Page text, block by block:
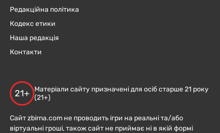
Редакційна політика
Кодекс етики
Наша редакція
Контакти
21+
Матеріали сайту призначені для осіб старше 21 року
(21+)
Сайт zbirna.com не проводить ігри на реальні та/або
віртуальні гроші, також сайт не приймає ні в якій формі